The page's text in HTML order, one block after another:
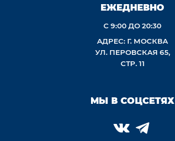
ЕЖЕДНЕВНО
С 9:00 ДО 20:30
АДРЕС: Г. МОСКВА
УЛ. ПЕРОВСКАЯ 65,
СТР. 11
МЫ В СОЦСЕТЯХ